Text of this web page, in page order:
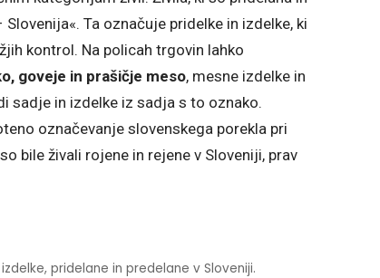
Ta označuje pridelke in izdelke, ki
kontrol. Na policah trgovin lahko
goveje in prašičje meso, mesne izdelke in
sadje in izdelke iz sadja s to oznako.
označevanje slovenskega porekla pri
bile živali rojene in rejene v Sloveniji, prav
pridelane in predelane v Sloveniji.